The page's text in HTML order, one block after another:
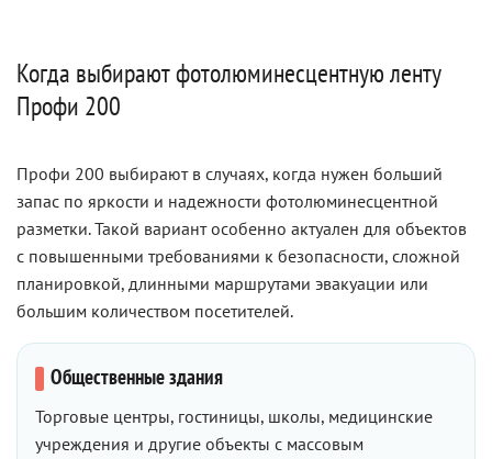
Когда выбирают фотолюминесцентную ленту
Профи 200
Профи 200 выбирают в случаях, когда нужен больший
запас по яркости и надежности фотолюминесцентной
разметки. Такой вариант особенно актуален для объектов
с повышенными требованиями к безопасности, сложной
планировкой, длинными маршрутами эвакуации или
большим количеством посетителей.
Общественные здания
Торговые центры, гостиницы, школы, медицинские
учреждения и другие объекты с массовым